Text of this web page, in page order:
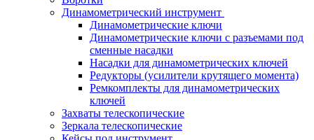
Динамометрический инструмент
Динамометрические ключи
Динамометрические ключи с разъемами под
сменные насадки
Насадки для динамометрических ключей
Редукторы (усилители крутящего момента)
Ремкомплекты для динамометрических
ключей
Захваты телескопические
Зеркала телескопические